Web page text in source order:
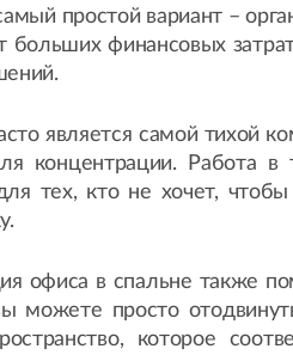
простой вариант –
больших финансовых
является самой тихой
концентрации. Работа
тех, кто не хочет,
офиса в спальне также
можете просто
которое